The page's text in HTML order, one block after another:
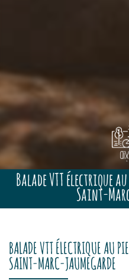
Balade VTT électrique
Saint-
BALADE VTT ÉLECTRIQUE AU
SAINT-MARC-JAUMEGARDE